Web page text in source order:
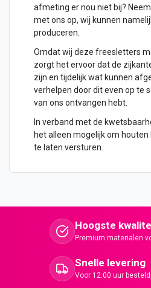
afmeting er nou niet bij?
met ons op, wij kunnen
produceren.
Omdat wij deze freesletters
zorgt het ervoor dat de
zijn en tijdelijk wat kunnen
verhelpen door dit even op te
van ons ontvangen hebt.
In verband met de
het alleen mogelijk om houten
te laten versturen.
Hoogste
Premium materialen
Snelle levering
Voor 12:00 uur